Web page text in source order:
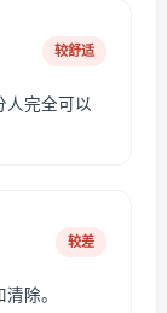
较舒适
人完全可以
较差
除。